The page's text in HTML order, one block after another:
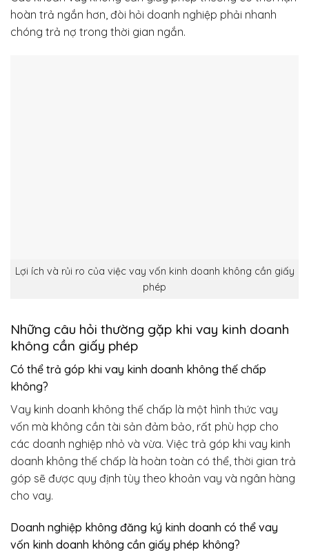
hoàn trả ngắn hơn, đòi hỏi doanh nghiệp phải nhanh
chóng trả nợ trong thời gian ngắn.
Lợi ích và rủi ro của việc vay vốn kinh doanh không cần giấy
phép
Những câu hỏi thường gặp khi vay kinh doanh
không cần giấy phép
Có thể trả góp khi vay kinh doanh không thế chấp
không?
Vay kinh doanh không thế chấp là một hình thức vay
vốn mà không cần tài sản đảm bảo, rất phù hợp cho
các doanh nghiệp nhỏ và vừa. Việc trả góp khi vay kinh
doanh không thế chấp là hoàn toàn có thể, thời gian trả
góp sẽ được quy định tùy theo khoản vay và ngân hàng
cho vay.
Doanh nghiệp không đăng ký kinh doanh có thể vay
vốn kinh doanh không cần giấy phép không?